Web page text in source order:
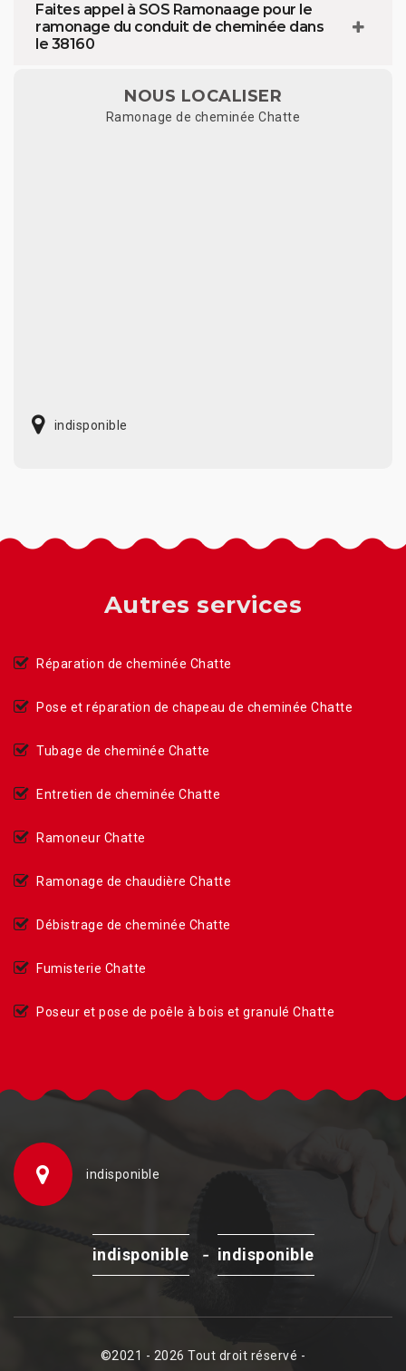
Faites appel à SOS Ramonaage pour le
ramonage du conduit de cheminée dans
le 38160
NOUS LOCALISER
Ramonage de cheminée Chatte
indisponible
Autres services
Réparation de cheminée Chatte
Pose et réparation de chapeau de cheminée Chatte
Tubage de cheminée Chatte
Entretien de cheminée Chatte
Ramoneur Chatte
Ramonage de chaudière Chatte
Débistrage de cheminée Chatte
Fumisterie Chatte
Poseur et pose de poêle à bois et granulé Chatte
indisponible
indisponible - indisponible
©2021 - 2026 Tout droit réservé -